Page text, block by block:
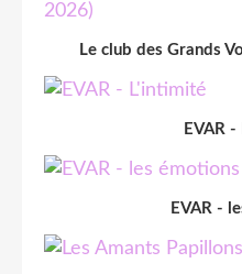
Le club des Grands
EVAR
EVAR -